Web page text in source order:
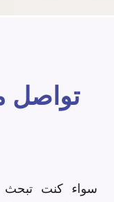
تواصل
سواء كنت تبحث